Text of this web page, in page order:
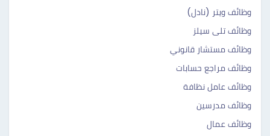
وظائف ويتر (نادل)
وظائف تلى سيلز
وظائف مستشار قانوني
وظائف مراجع حسابات
وظائف عامل نظافة
وظائف مدرسين
وظائف عمال